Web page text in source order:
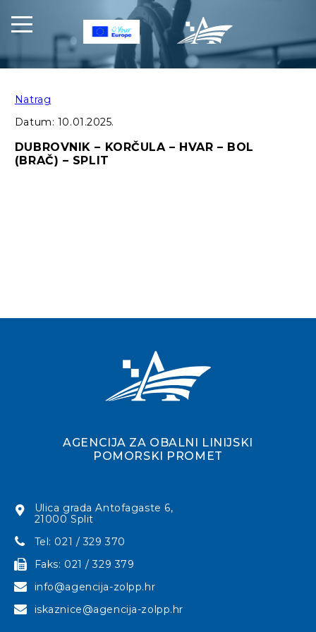
Natrag
Datum: 10.01.2025.
DUBROVNIK – KORČULA – HVAR – BOL
(BRAČ) – SPLIT
AGENCIJA ZA OBALNI LINIJSKI
POMORSKI PROMET
Ulica grada Antofagaste 6,
21000 Split
Tel: 021 / 329 370
Faks: 021 / 329 379
info@agencija-zolpp.hr
iskaznice@agencija-zolpp.hr